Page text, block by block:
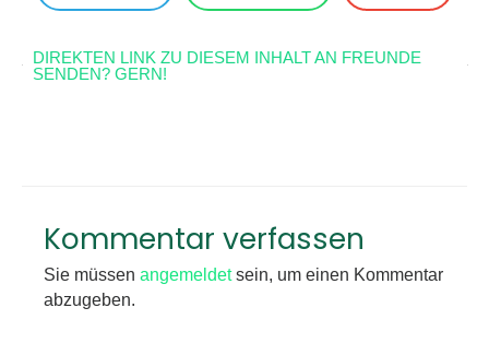
DIREKTEN LINK ZU DIESEM INHALT AN FREUNDE
SENDEN? GERN!
Kommentar verfassen
Sie müssen angemeldetsein, um einen Kommentar
abzugeben.